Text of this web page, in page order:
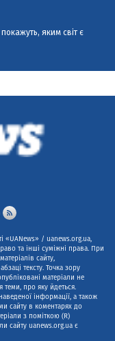
яким світ є
«UANews» / uanews.org.ua,
та інші суміжні права. При
сайту,
тексту. Точка зору
матеріали не
теми, про яку йдеться.
інформації, а також
сайту в коментарях до
з поміткою (R)
сайту uanews.org.ua є